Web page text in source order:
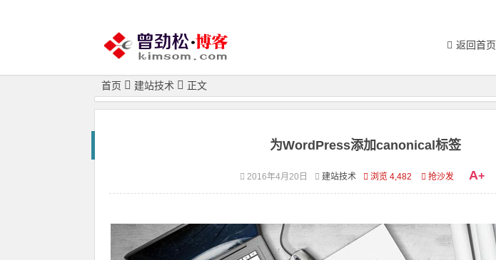
返回首页
首页 建站技术 正文
为WordPress添加canonical标签
2016年4月20日 建站技术 浏览 4,482 抢沙发 A+